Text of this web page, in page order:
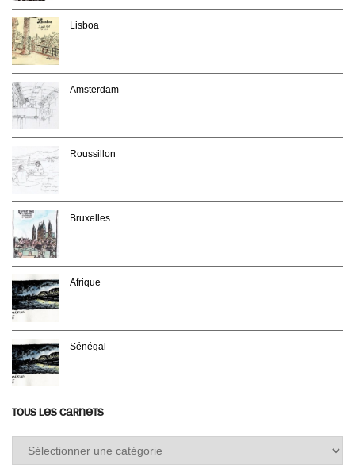
Lisboa
Amsterdam
Roussillon
Bruxelles
Afrique
Sénégal
TOUS LES CARNETS